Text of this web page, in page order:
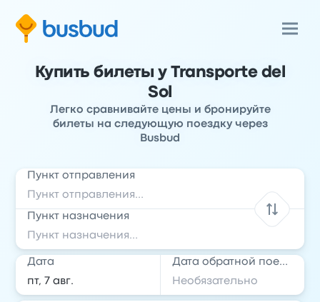
Купить билеты у Transporte del
Sol
Легко сравнивайте цены и бронируйте
билеты на следующую поездку через
Busbud
Пункт отправления
Пункт назначения
Дата Дата обратной поездки